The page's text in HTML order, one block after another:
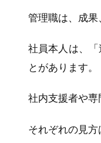
管理職は、成
社員本人は、
とがあります。
社内支援者や
それぞれの見方